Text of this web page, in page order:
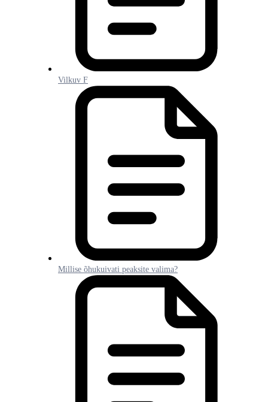
Vilkuv F
Millise õhukuivati peaksite valima?